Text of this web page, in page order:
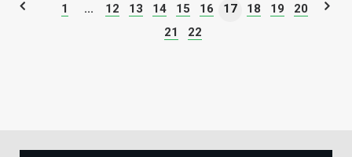
1 ... 12 13 14 15 16 17 18 19
20
21
22